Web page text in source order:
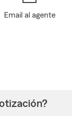
Email al agente